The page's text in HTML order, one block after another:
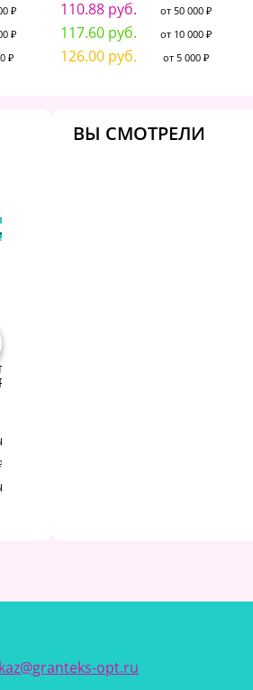
₽
₽
₽
110.88 руб. от 50 000 ₽
117.60 руб. от 10 000 ₽
126.00 руб. от 5 000 ₽
ВЫ СМОТРЕЛИ
opt.ru